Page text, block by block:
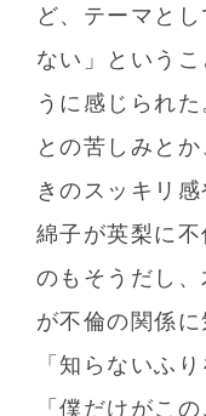
ど、テーマと
ない」という
うに感じられ
との苦しみと
きのスッキリ
綿子が英梨に
のもそうだし、
が不倫の関係
「知らないふ
「僕だけがこ